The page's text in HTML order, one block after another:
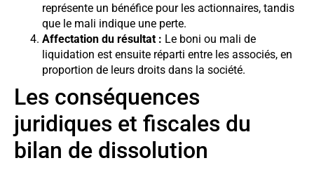
représente un bénéfice pour les actionnaires, tandis
que le mali indique une perte.
Affectation du résultat : Le boni ou mali de
liquidation est ensuite réparti entre les associés, en
proportion de leurs droits dans la société.
Les conséquences
juridiques et fiscales du
bilan de dissolution